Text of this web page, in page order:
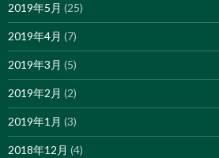
2019年5月 (25)
2019年4月 (7)
2019年3月 (5)
2019年2月 (2)
2019年1月 (3)
2018年12月 (4)